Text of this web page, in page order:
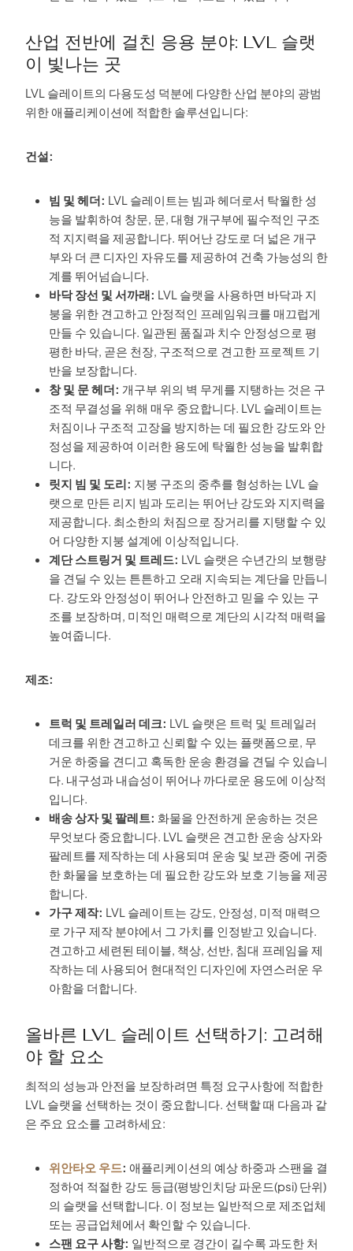
산업 전반에 걸친 응용 분야: LVL 슬랫
이 빛나는 곳
LVL 슬레이트의 다용도성 덕분에 다양한 산업 분야의 광범
위한 애플리케이션에 적합한 솔루션입니다:
건설:
빔 및 헤더: LVL 슬레이트는 빔과 헤더로서 탁월한 성
능을 발휘하여 창문, 문, 대형 개구부에 필수적인 구조
적 지지력을 제공합니다. 뛰어난 강도로 더 넓은 개구
부와 더 큰 디자인 자유도를 제공하여 건축 가능성의 한
계를 뛰어넘습니다.
바닥 장선 및 서까래: LVL 슬랫을 사용하면 바닥과 지
붕을 위한 견고하고 안정적인 프레임워크를 매끄럽게
만들 수 있습니다. 일관된 품질과 치수 안정성으로 평
평한 바닥, 곧은 천장, 구조적으로 견고한 프로젝트 기
반을 보장합니다.
창 및 문 헤더: 개구부 위의 벽 무게를 지탱하는 것은 구
조적 무결성을 위해 매우 중요합니다. LVL 슬레이트는
처짐이나 구조적 고장을 방지하는 데 필요한 강도와 안
정성을 제공하여 이러한 용도에 탁월한 성능을 발휘합
니다.
릿지 빔 및 도리: 지붕 구조의 중추를 형성하는 LVL 슬
랫으로 만든 리지 빔과 도리는 뛰어난 강도와 지지력을
제공합니다. 최소한의 처짐으로 장거리를 지탱할 수 있
어 다양한 지붕 설계에 이상적입니다.
계단 스트링거 및 트레드: LVL 슬랫은 수년간의 보행량
을 견딜 수 있는 튼튼하고 오래 지속되는 계단을 만듭니
다. 강도와 안정성이 뛰어나 안전하고 믿을 수 있는 구
조를 보장하며, 미적인 매력으로 계단의 시각적 매력을
높여줍니다.
제조:
트럭 및 트레일러 데크: LVL 슬랫은 트럭 및 트레일러
데크를 위한 견고하고 신뢰할 수 있는 플랫폼으로, 무
거운 하중을 견디고 혹독한 운송 환경을 견딜 수 있습니
다. 내구성과 내습성이 뛰어나 까다로운 용도에 이상적
입니다.
배송 상자 및 팔레트: 화물을 안전하게 운송하는 것은
무엇보다 중요합니다. LVL 슬랫은 견고한 운송 상자와
팔레트를 제작하는 데 사용되며 운송 및 보관 중에 귀중
한 화물을 보호하는 데 필요한 강도와 보호 기능을 제공
합니다.
가구 제작: LVL 슬레이트는 강도, 안정성, 미적 매력으
로 가구 제작 분야에서 그 가치를 인정받고 있습니다.
견고하고 세련된 테이블, 책상, 선반, 침대 프레임을 제
작하는 데 사용되어 현대적인 디자인에 자연스러운 우
아함을 더합니다.
올바른 LVL 슬레이트 선택하기: 고려해
야 할 요소
최적의 성능과 안전을 보장하려면 특정 요구사항에 적합한
LVL 슬랫을 선택하는 것이 중요합니다. 선택할 때 다음과 같
은 주요 요소를 고려하세요:
위안타오 우드: 애플리케이션의 예상 하중과 스팬을 결
정하여 적절한 강도 등급(평방인치당 파운드(psi) 단위)
의 슬랫을 선택합니다. 이 정보는 일반적으로 제조업체
또는 공급업체에서 확인할 수 있습니다.
스팬 요구 사항: 일반적으로 경간이 길수록 과도한 처